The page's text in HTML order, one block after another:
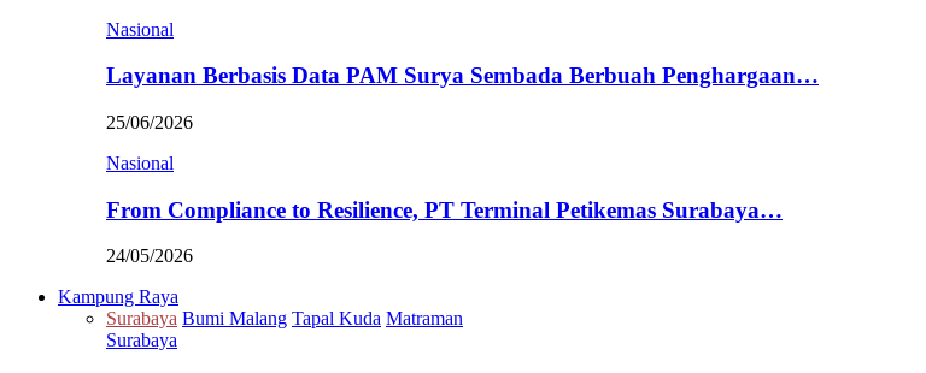
Nasional
Layanan Berbasis Data PAM Surya Sembada Berbuah Penghargaan…
25/06/2026
Nasional
From Compliance to Resilience, PT Terminal Petikemas Surabaya…
24/05/2026
Kampung Raya
Surabaya Bumi Malang Tapal Kuda Matraman
Surabaya